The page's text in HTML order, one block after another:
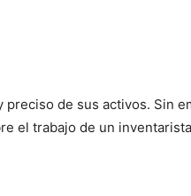
de sus activos. Sin
el trabajo de un